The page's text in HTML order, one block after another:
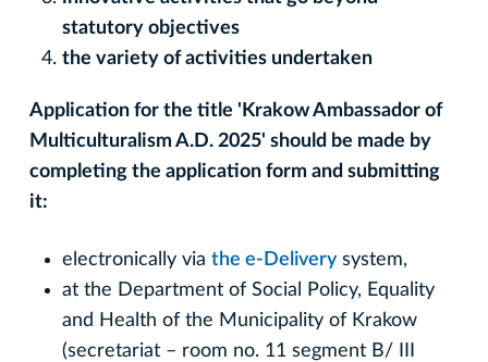
statutory objectives
the variety of activities undertaken
Application for the title 'Krakow Ambassador of
Multiculturalism A.D. 2025' should be made by
completing the application form and submitting
it:
electronically via the e-Delivery system,
at the Department of Social Policy, Equality
and Health of the Municipality of Krakow
(secretariat – room no. 11 segment B/ III